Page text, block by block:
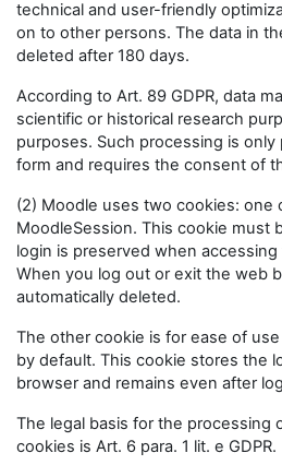
technical and user-friendly
on to other persons. The data in
deleted after 180 days.
According to Art. 89 GDPR, data
scientific or historical research
purposes. Such processing is
form and requires the consent of
(2) Moodle uses two cookies: one
MoodleSession. This cookie must
login is preserved when
When you log out or exit the web
automatically deleted.
The other cookie is for ease of
by default. This cookie stores the
browser and remains even after
The legal basis for the processing
cookies is Art. 6 para. 1 lit. e GDPR.